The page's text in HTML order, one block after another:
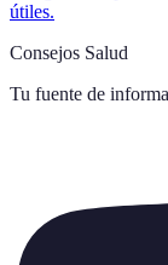
útiles.
Consejos Salud
Tu fuente de